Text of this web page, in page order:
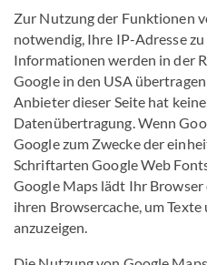
Zur Nutzung der Funktionen
notwendig, Ihre IP-Adresse
Informationen werden in der
Google in den USA
Anbieter dieser Seite hat
Datenübertragung. Wenn
Google zum Zwecke der
Schriftarten Google Web
Google Maps lädt Ihr
ihren Browsercache, um
anzuzeigen.